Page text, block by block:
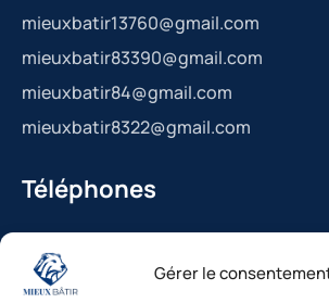
Gérer le
mieuxbatir13760@gmail.com
mieuxbatir83390@gmail.com
mieuxbatir84@gmail.com
mieuxbatir8322@gmail.com
Téléphones
La Bédoule : 04.42.36.29.99
St-Cannat : 04.42.36.29.99